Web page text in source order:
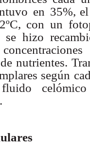
en 35%, el
con un
se hizo
de nutrientes. T
según
fluido
celómico
res